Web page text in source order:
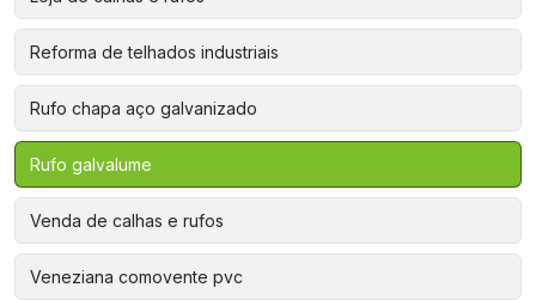
Reforma de telhados industriais
Rufo chapa aço galvanizado
Rufo galvalume
Venda de calhas e rufos
Veneziana comovente pvc